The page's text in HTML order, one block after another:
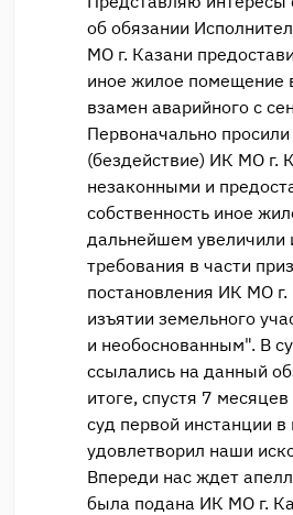
об обязании
МО г. Казани
иное жилое помещение
взамен аварийного с
Первоначально
(бездействие) ИК МО г.
незаконными и
собственность иное
дальнейшем увеличили
требования в части
постановления ИК МО
изъятии земельного
и необоснованным". В
ссылались на данный
итоге, спустя 7
суд первой инстанции
удовлетворил наши
Впереди нас ждет
была подана ИК МО г.